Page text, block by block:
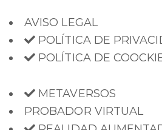
AVISO LEGAL
POLÍTICA DE
POLÍTICA DE
METAVERSOS
PROBADOR VIRTUAL